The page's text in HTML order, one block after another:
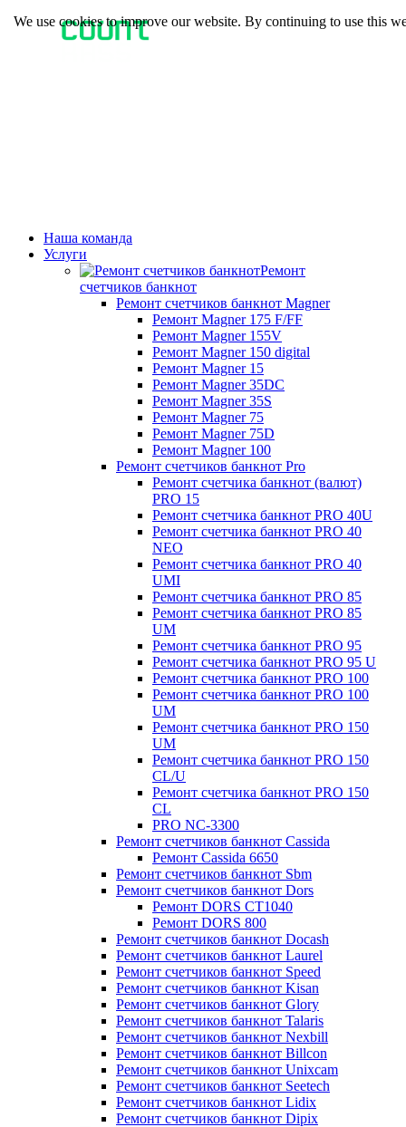
Наша команда
Услуги
Ремонт
счетчиков банкнот
Ремонт счетчиков банкнот Magner
Ремонт Magner 175 F/FF
Ремонт Magner 155V
Ремонт Magner 150 digital
Ремонт Magner 15
Ремонт Magner 35DC
Ремонт Magner 35S
Ремонт Magner 75
Ремонт Magner 75D
Ремонт Magner 100
Ремонт счетчиков банкнот Pro
Ремонт счетчика банкнот (валют)
PRO 15
Ремонт счетчика банкнот PRO 40U
Ремонт счетчика банкнот PRO 40
NEO
Ремонт счетчика банкнот PRO 40
UMI
Ремонт счетчика банкнот PRO 85
Ремонт счетчика банкнот PRO 85
UM
Ремонт счетчика банкнот PRO 95
Ремонт счетчика банкнот PRO 95 U
Ремонт счетчика банкнот PRO 100
Ремонт счетчика банкнот PRO 100
UM
Ремонт счетчика банкнот PRO 150
UM
Ремонт счетчика банкнот PRO 150
CL/U
Ремонт счетчика банкнот PRO 150
CL
PRO NC-3300
Ремонт счетчиков банкнот Cassida
Ремонт Cassida 6650
Ремонт счетчиков банкнот Sbm
Ремонт счетчиков банкнот Dors
Ремонт DORS СТ1040
Ремонт DORS 800
Ремонт счетчиков банкнот Docash
Ремонт счетчиков банкнот Laurel
Ремонт счетчиков банкнот Speed
Ремонт счетчиков банкнот Kisan
Ремонт счетчиков банкнот Glory
Ремонт счетчиков банкнот Talaris
Ремонт счетчиков банкнот Nexbill
Ремонт счетчиков банкнот Billcon
Ремонт счетчиков банкнот Unixcam
Ремонт счетчиков банкнот Seetech
Ремонт счетчиков банкнот Lidix
Ремонт счетчиков банкнот Dipix
We use cookies to improve our website. By continuing to use this